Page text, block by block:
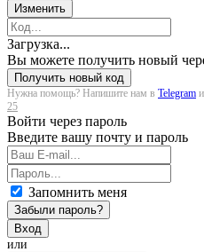
Изменить
Загрузка...
Вы можете получить новый
Получить новый код
Нужна помощь? Напишите нам в Telegram
25
Войти через пароль
Введите вашу почту и пароль
Запомнить меня
Забыли пароль?
Вход
или